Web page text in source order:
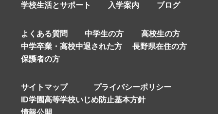
学校生活とサポート
入学案内 ブログ
よくある質問 中学生の方
高校生の方
中学卒業・高校中退された方
長野県在住の方
保護者の方
サイトマップ
プライバシーポリシー
ID学園高等学校いじめ防止基本方針
情報公開